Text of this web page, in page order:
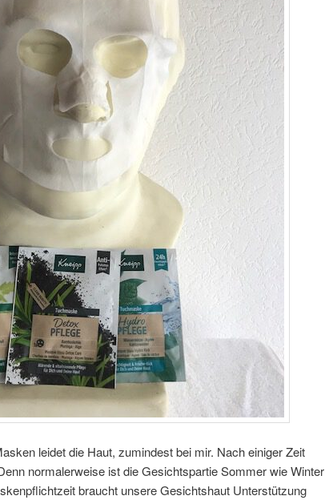
leidet die Haut, zumindest bei mir. Nach einiger Zeit
normalerweise ist die Gesichtspartie Sommer wie Winter
braucht unsere Gesichtshaut Unterstützung